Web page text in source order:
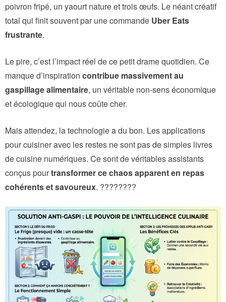
poivron fripé, un yaourt nature et trois œufs. Le néant créatif
total qui finit souvent par une commande Uber Eats
frustrante.
Le pire, c’est l’impact réel de ce petit drame quotidien. Ce
manque d’inspiration contribue massivement au
gaspillage alimentaire, un véritable non-sens économique
et écologique qui nous coûte cher.
Mais attendez, la technologie a du bon. Les applications
pour cuisiner avec les restes ne sont pas de simples livres
de cuisine numériques. Ce sont de véritables assistants
conçus pourtransformer ce chaos apparent en repas
cohérents et savoureux. ????‍????